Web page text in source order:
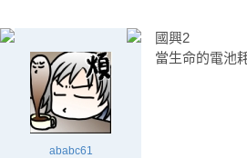
ababc61
國興2
當生命的電池